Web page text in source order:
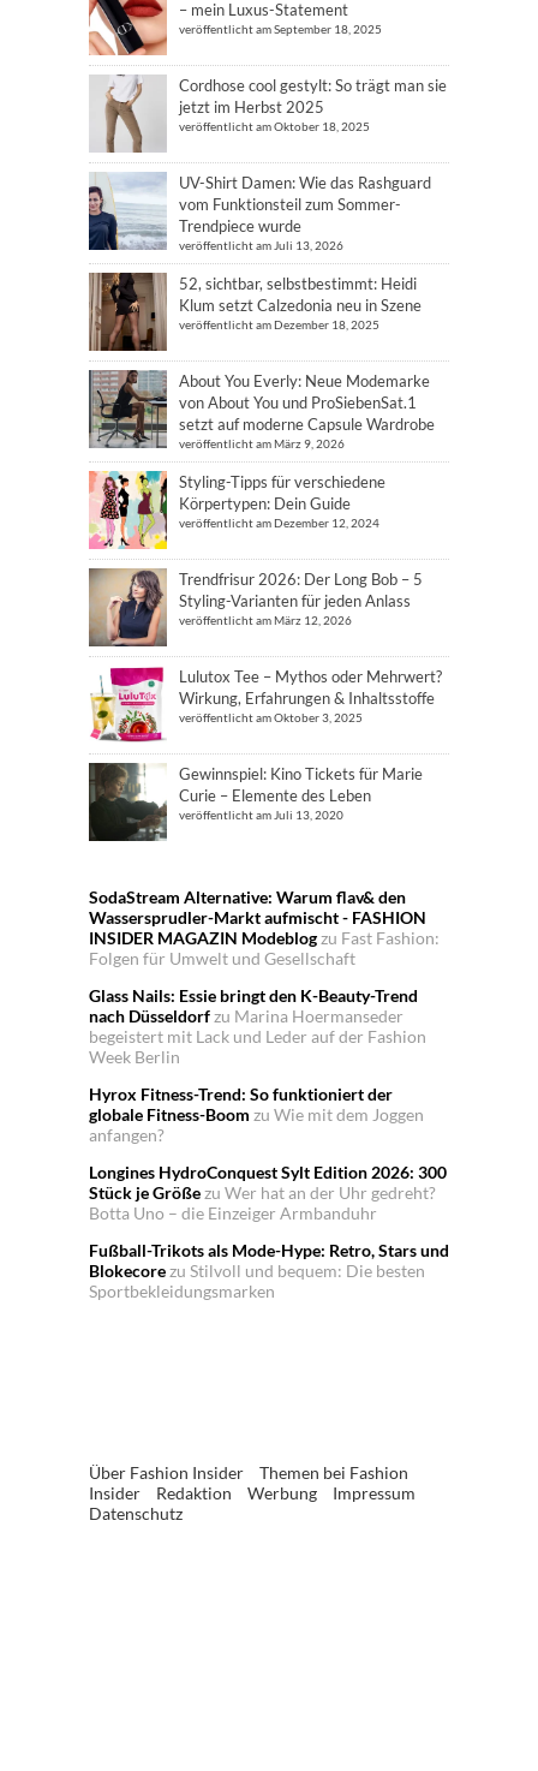
– mein Luxus-Statement
veröffentlicht am September 18, 2025
Cordhose cool gestylt: So trägt man sie
jetzt im Herbst 2025
veröffentlicht am Oktober 18, 2025
UV-Shirt Damen: Wie das Rashguard
vom Funktionsteil zum Sommer-
Trendpiece wurde
veröffentlicht am Juli 13, 2026
52, sichtbar, selbstbestimmt: Heidi
Klum setzt Calzedonia neu in Szene
veröffentlicht am Dezember 18, 2025
About You Everly: Neue Modemarke
von About You und ProSiebenSat.1
setzt auf moderne Capsule Wardrobe
veröffentlicht am März 9, 2026
Styling-Tipps für verschiedene
Körpertypen: Dein Guide
veröffentlicht am Dezember 12, 2024
Trendfrisur 2026: Der Long Bob – 5
Styling-Varianten für jeden Anlass
veröffentlicht am März 12, 2026
Lulutox Tee – Mythos oder Mehrwert?
Wirkung, Erfahrungen & Inhaltsstoffe
veröffentlicht am Oktober 3, 2025
Gewinnspiel: Kino Tickets für Marie
Curie – Elemente des Leben
veröffentlicht am Juli 13, 2020
SodaStream Alternative: Warum flav& den
Wassersprudler-Markt aufmischt - FASHION
INSIDER MAGAZIN Modeblogzu Fast Fashion:
Folgen für Umwelt und Gesellschaft
Glass Nails: Essie bringt den K-Beauty-Trend
nach Düsseldorfzu Marina Hoermanseder
begeistert mit Lack und Leder auf der Fashion
Week Berlin
Hyrox Fitness-Trend: So funktioniert der
globale Fitness-Boom zu Wie mit dem Joggen
anfangen?
Longines HydroConquest Sylt Edition 2026: 300
Stück je Größezu Wer hat an der Uhr gedreht?
Botta Uno – die Einzeiger Armbanduhr
Fußball-Trikots als Mode-Hype: Retro, Stars und
Blokecorezu Stilvoll und bequem: Die besten
Sportbekleidungsmarken
Über Fashion Insider
Themen bei Fashion
Insider
Redaktion Werbung
Impressum
Datenschutz